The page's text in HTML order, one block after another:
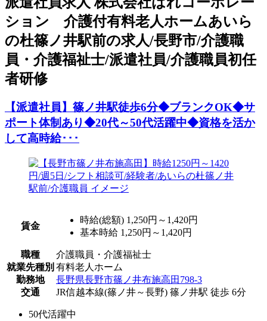
ション 介護付有料老人ホームあいら
の杜篠ノ井駅前の求人/長野市/介護職
員・介護福祉士/派遣社員/介護職員初任
者研修
【派遣社員】篠ノ井駅徒歩6分◆ブランクOK◆サ
ポート体制あり◆20代～50代活躍中◆資格を活か
して高時給･･･
賃金
時給(総額) 1,250円～1,420円
基本時給 1,250円～1,420円
職種
介護職員・介護福祉士
就業先種別 有料老人ホーム
勤務地
長野県長野市篠ノ井布施高田798-3
交通
JR信越本線(篠ノ井～長野) 篠ノ井駅 徒歩 6分
50代活躍中